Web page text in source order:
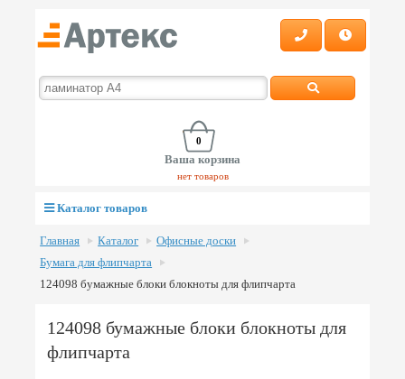
0
Ваша корзина
нет товаров
Каталог товаров
Главная Каталог
Офисные доски
Бумага для флипчарта
124098 бумажные блоки блокноты для флипчарта
124098 бумажные блоки блокноты для
флипчарта